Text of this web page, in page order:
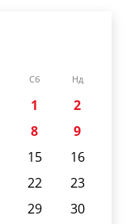
Сб Нд
1
2
8
9
15
16
22
23
29
30